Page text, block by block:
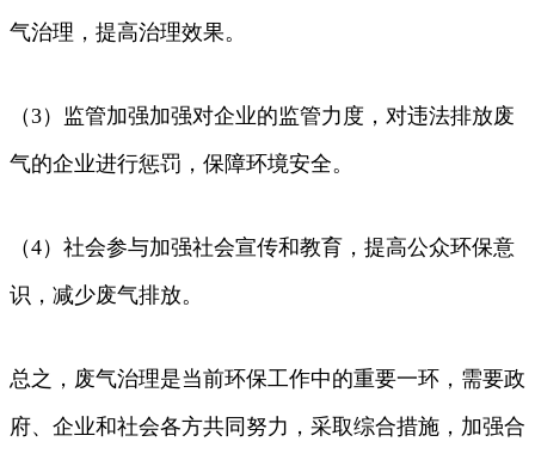
气治理，提高治理效果。
（3）监管加强加强对企业的监管力度，对违法排放废
气的企业进行惩罚，保障环境安全。
（4）社会参与加强社会宣传和教育，提高公众环保意
识，减少废气排放。
总之，废气治理是当前环保工作中的重要一环，需要政
府、企业和社会各方共同努力，采取综合措施，加强合